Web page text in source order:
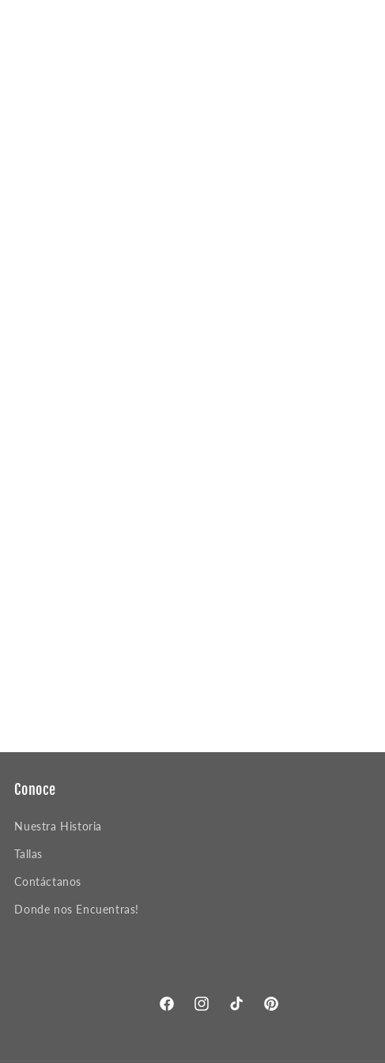
Conoce
Nuestra Historia
Tallas
Contáctanos
Donde nos Encuentras!
FacebookInstagramTikTok Pinterest